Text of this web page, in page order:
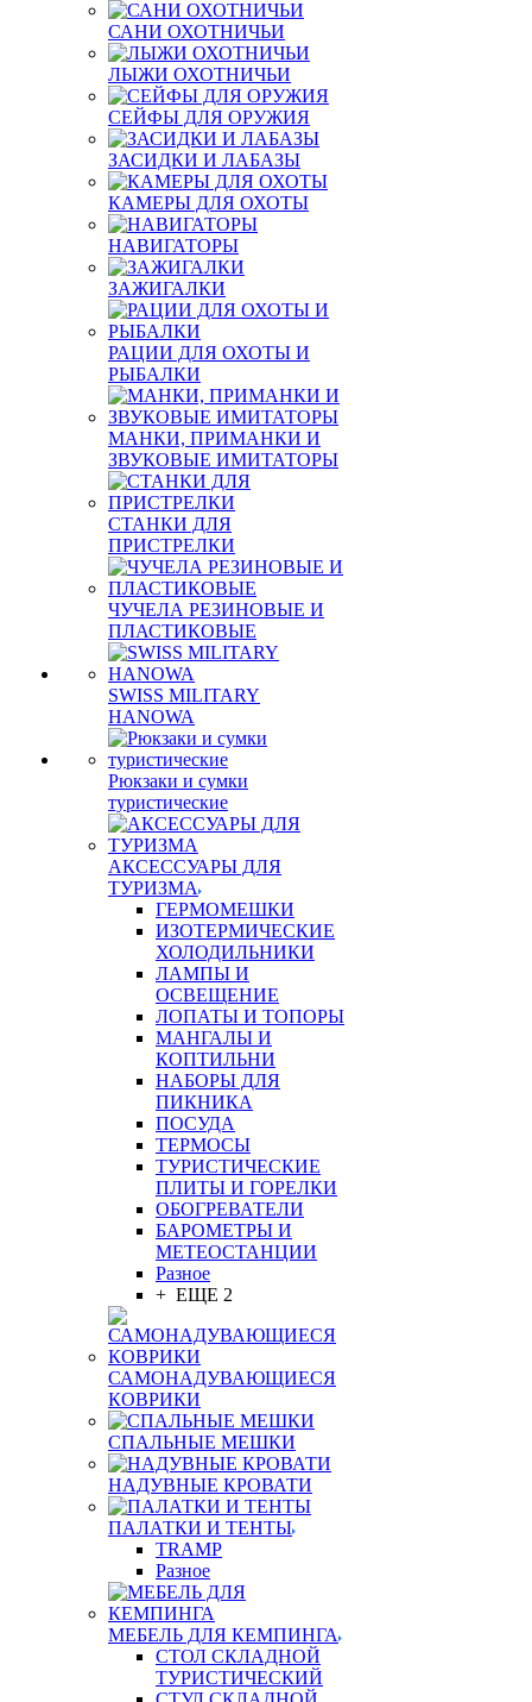
САНИ ОХОТНИЧЬИ
ЛЫЖИ ОХОТНИЧЬИ
СЕЙФЫ ДЛЯ ОРУЖИЯ
ЗАСИДКИ И ЛАБАЗЫ
КАМЕРЫ ДЛЯ ОХОТЫ
НАВИГАТОРЫ
ЗАЖИГАЛКИ
РАЦИИ ДЛЯ ОХОТЫ И
РЫБАЛКИ
МАНКИ, ПРИМАНКИ И
ЗВУКОВЫЕ ИМИТАТОРЫ
СТАНКИ ДЛЯ
ПРИСТРЕЛКИ
ЧУЧЕЛА РЕЗИНОВЫЕ И
ПЛАСТИКОВЫЕ
SWISS MILITARY
HANOWA
Рюкзаки и сумки
туристические
АКСЕССУАРЫ ДЛЯ
ТУРИЗМА
ГЕРМОМЕШКИ
ИЗОТЕРМИЧЕСКИЕ
ХОЛОДИЛЬНИКИ
ЛАМПЫ И
ОСВЕЩЕНИЕ
ЛОПАТЫ И ТОПОРЫ
МАНГАЛЫ И
КОПТИЛЬНИ
НАБОРЫ ДЛЯ
ПИКНИКА
ПОСУДА
ТЕРМОСЫ
ТУРИСТИЧЕСКИЕ
ПЛИТЫ И ГОРЕЛКИ
ОБОГРЕВАТЕЛИ
БАРОМЕТРЫ И
МЕТЕОСТАНЦИИ
Разное
+ ЕЩЕ 2
САМОНАДУВАЮЩИЕСЯ
КОВРИКИ
СПАЛЬНЫЕ МЕШКИ
НАДУВНЫЕ КРОВАТИ
ПАЛАТКИ И ТЕНТЫ
TRAMP
Разное
МЕБЕЛЬ ДЛЯ КЕМПИНГА
СТОЛ СКЛАДНОЙ
ТУРИСТИЧЕСКИЙ